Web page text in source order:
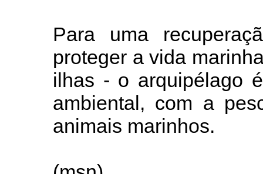
Para uma
proteger a vida
ilhas - o arquipélago
ambiental, com a
animais marinhos.